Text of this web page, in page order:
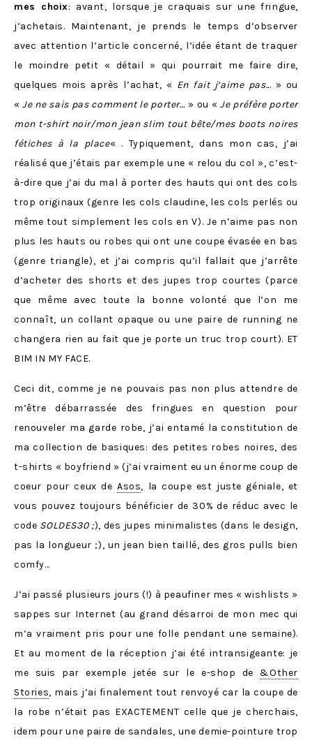
mes choix: avant, lorsque je craquais sur une fringue,
j’achetais. Maintenant, je prends le temps d’observer
avec attention l’article concerné, l’idée étant de traquer
le moindre petit « détail » qui pourrait me faire dire,
quelques mois après l’achat, « En fait j’aime pas... » ou
«Je ne sais pas comment le porter… » ou «Je préfère porter
mon t-shirt noir/mon jean slim tout bête/mes boots noires
fétiches à la place« . Typiquement, dans mon cas, j’ai
réalisé que j’étais par exemple une « relou du col », c’est-
à-dire que j’ai du mal à porter des hauts qui ont des cols
trop originaux (genre les cols claudine, les cols perlés ou
même tout simplement les cols en V). Je n’aime pas non
plus les hauts ou robes qui ont une coupe évasée en bas
(genre triangle), et j’ai compris qu’il fallait que j’arrête
d’acheter des shorts et des jupes trop courtes (parce
que même avec toute la bonne volonté que l’on me
connaît, un collant opaque ou une paire de running ne
changera rien au fait que je porte un truc trop court). ET
BIM IN MY FACE.
Ceci dit, comme je ne pouvais pas non plus attendre de
m’être débarrassée des fringues en question pour
renouveler ma garde robe, j’ai entamé la constitution de
ma collection de basiques: des petites robes noires, des
t-shirts « boyfriend » (j’ai vraiment eu un énorme coup de
coeur pour ceux de Asos, la coupe est juste géniale, et
vous pouvez toujours bénéficier de 30% de réduc avec le
code SOLDES30 ;), des jupes minimalistes (dans le design,
pas la longueur ;), un jean bien taillé, des gros pulls bien
comfy…
J’ai passé plusieurs jours (!) à peaufiner mes « wishlists »
sappes sur Internet (au grand désarroi de mon mec qui
m’a vraiment pris pour une folle pendant une semaine).
Et au moment de la réception j’ai été intransigeante: je
me suis par exemple jetée sur le e-shop de&Other
Stories, mais j’ai finalement tout renvoyé car la coupe de
la robe n’était pas EXACTEMENT celle que je cherchais,
idem pour une paire de sandales, une demie-pointure trop